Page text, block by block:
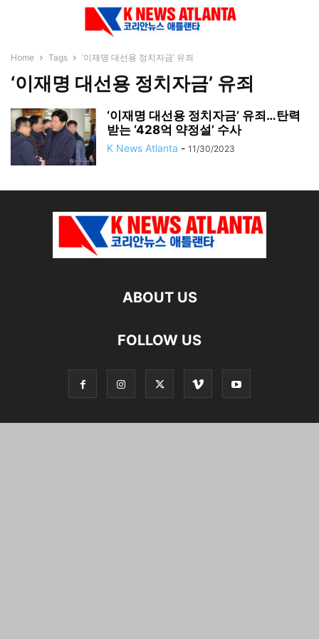
Home Tags ‘이재명 대선용 정치자금’ 유죄
‘이재명 대선용 정치자금’ 유죄
‘이재명 대선용 정치자금’ 유죄…탄력
받는 ‘428억 약정설’ 수사
K News Atlanta - 11/30/2023
ABOUT US
FOLLOW US